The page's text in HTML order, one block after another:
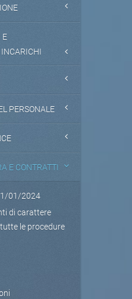
E
INCARICHI
PERSONALE
E CONTRATTI
01/2024
di carattere
le procedure